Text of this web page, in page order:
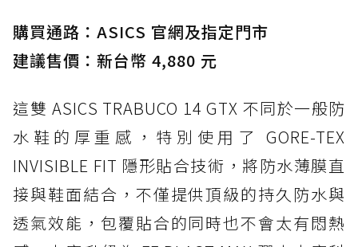
購買通路：ASICS 官網及指定門市
建議售價：新台幣 4,880 元
這雙 ASICS TRABUCO 14 GTX 不同於一般防
水鞋的厚重感，特別使用了 GORE-TEX
INVISIBLE FIT 隱形貼合技術，將防水薄膜直
接與鞋面結合，不僅提供頂級的持久防水與
透氣效能，包覆貼合的同時也不會太有悶熱